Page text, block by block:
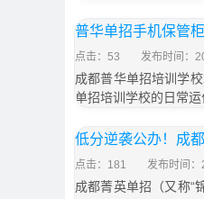
普华单招手机保管
点击：53 发布时间：
成都普华单招培训学
单招培训学校的日常
低分逆袭公办！成
点击：181 发布时间
成都菁英单招（又称“